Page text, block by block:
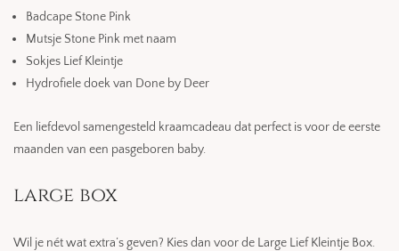
Badcape Stone Pink
Mutsje Stone Pink met naam
Sokjes Lief Kleintje
Hydrofiele doek van Done by Deer
Een liefdevol samengesteld kraamcadeau dat perfect is voor de eerste
maanden van een pasgeboren baby.
large box
Wil je nét wat extra’s geven? Kies dan voor de Large Lief Kleintje Box.